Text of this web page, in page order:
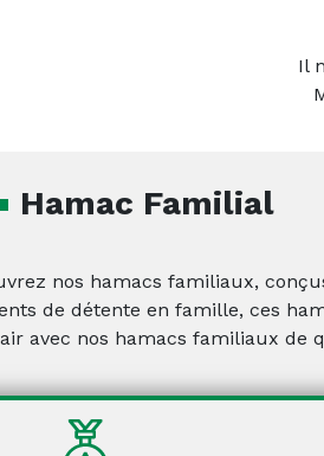
Il
Hamac Familial
nos hamacs familiaux,
de détente en famille, ces
avec nos hamacs familiaux de